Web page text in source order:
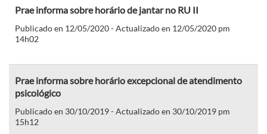
Prae informa sobre horário de jantar no RU II
Publicado en 12/05/2020 - Actualizado en 12/05/2020 pm
14h02
Prae informa sobre horário excepcional de atendimento
psicológico
Publicado en 30/10/2019 - Actualizado en 30/10/2019 pm
15h12